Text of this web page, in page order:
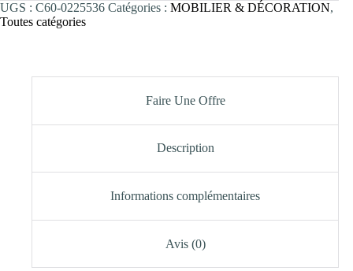
UGS : C60-0225536 Catégories : MOBILIER & DÉCORATION,
Toutes catégories
Faire Une Offre
Description
Informations complémentaires
Avis (0)